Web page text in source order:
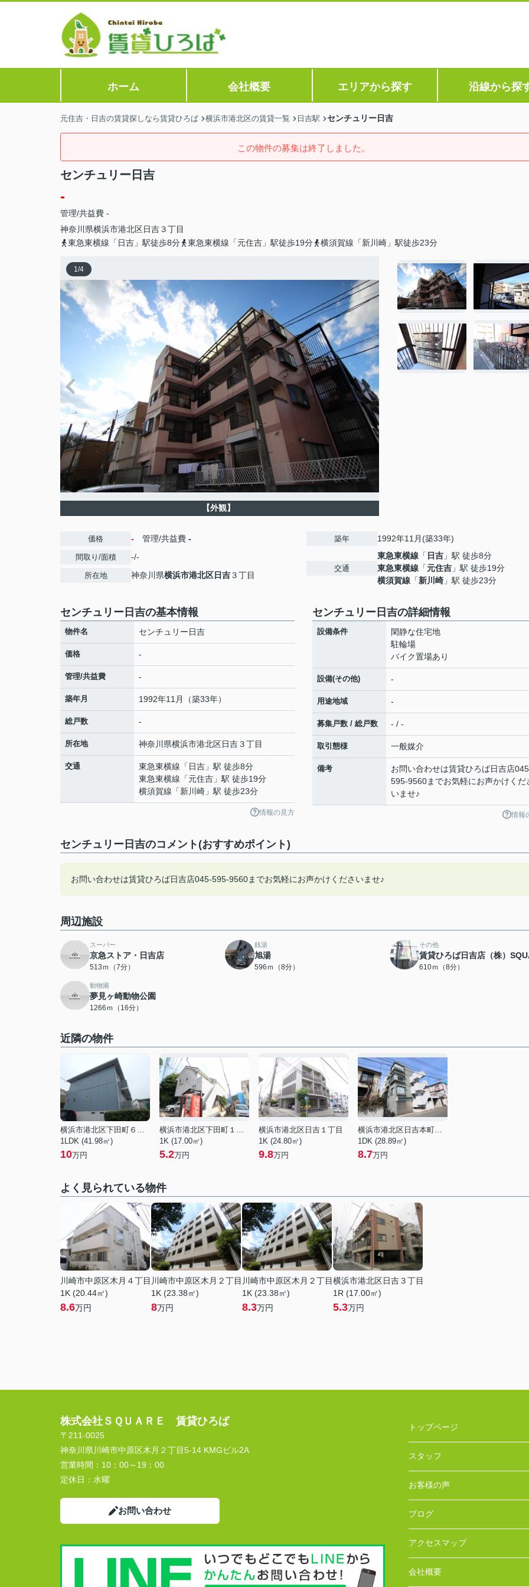
ホーム 会社概要 エリアから探す 沿線から探
元住吉・日吉の賃貸探しなら賃貸ひろば 横浜市港北区の賃貸一覧 日吉駅 センチュリー日吉
この物件の募集は終了しました。
センチュリー日吉
-
管理/共益費 -
神奈川県横浜市港北区日吉３丁目
東急東横線「日吉」駅徒歩8分
東急東横線「元住吉」駅徒歩19分 横須賀線「新川崎」駅徒歩23分
1/4
【外観】
価格 - 管理/共益費 -
間取り/面積 -/-
所在地 神奈川県横浜市港北区日吉３丁目
築年 1992年11月(築33年)
交通
東急東横線 「 日吉 」駅 徒歩8分
東急東横線 「元住吉 」駅 徒歩19分
横須賀線 「新川崎 」駅 徒歩23分
センチュリー日吉の基本情報
物件名 センチュリー日吉
価格 -
管理/共益費 -
築年月 1992年11月（築33年）
総戸数 -
所在地 神奈川県横浜市港北区日吉３丁目
交通 東急東横線 「 日吉 」駅 徒歩8分
東急東横線 「元住吉 」駅 徒歩19分
横須賀線 「新川崎 」駅 徒歩23分
情報の見方
センチュリー日吉の詳細情報
設備条件
閑静な住宅地
駐輪場
バイク置場あり
設備(その他) -
用途地域 -
募集戸数 / 総戸数 - / -
取引態様 一般媒介
備考
お問い合わせは賃貸ひろば日吉店
595-9560までお気軽にお声かけくだ
いませ♪
情報
センチュリー日吉のコメント(おすすめポイント)
お問い合わせは賃貸ひろば日吉店045-595-9560までお気軽にお声かけくださいませ♪
周辺施設
スーパー
京急ストア・日吉店
513ｍ（7分）
銭湯
旭湯
596ｍ（8分）
その他
賃貸ひろば日吉店（株）
610ｍ（8分）
動物園
夢見ヶ崎動物公園
1266ｍ（16分）
近隣の物件
横浜市港北区下田町６丁目
1LDK (41.98㎡)
10万円
横浜市港北区下田町１丁目
1K (17.00㎡)
5.2万円
横浜市港北区日吉１丁目
1K (24.80㎡)
9.8万円
横浜市港北区日吉本町１丁目
1DK (28.89㎡)
8.7万円
よく見られている物件
川崎市中原区木月４丁目
1K (20.44㎡)
8.6万円
川崎市中原区木月２丁目
1K (23.38㎡)
8万円
川崎市中原区木月２丁目
1K (23.38㎡)
8.3万円
横浜市港北区日吉３丁目
1R (17.00㎡)
5.3万円
株式会社ＳＱＵＡＲＥ 賃貸ひろば
〒211-0025
神奈川県川崎市中原区木月２丁目5-14 KMGビル2A
営業時間： 10：00～19：00
定休日： 水曜
お問い合わせ
トップページ
スタッフ
お客様の声
ブログ
アクセスマップ
会社概要